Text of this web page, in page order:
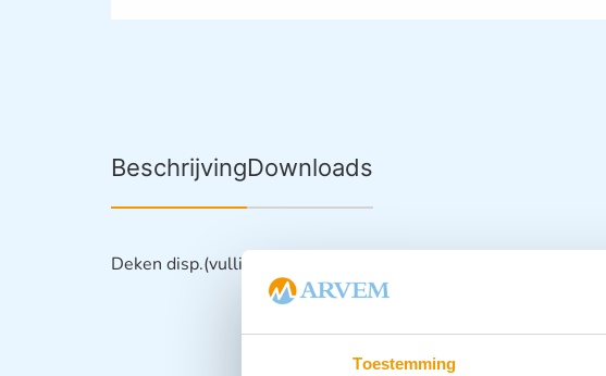
Toestemming
BeschrijvingDownloads
Deken disp.(vulling polyester) 700 gram Wit 200x130cm Ds 24